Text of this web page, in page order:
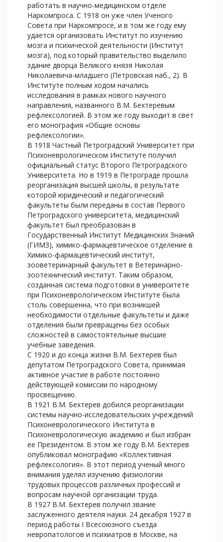
работать в научно-медицинском отделе
Наркомпроса. С 1918 он уже член Ученого
Совета при Наркомпросе, и в том же году ему
удается организовать Институт по изучению
мозга и психической деятельности (Институт
мозга), под который правительство выделило
здание дворца Великого князя Николая
Николаевича-младшего (Петровская наб., 2). В
Институте полным ходом начались
исследования в рамках нового научного
направления, названного В.М. Бехтеревым
рефлексологией. В этом же году выходит в свет
его монография «Общие основы
рефлексологии».
В 1918 Частный Петроградский Университет при
Психоневрологическом Институте получил
официальный статус Второго Петроградского
Университета. Но в 1919 в Петрограде прошла
реорганизация высшей школы, в результате
которой юридический и педагогический
факультеты были переданы в состав Первого
Петроградского университета, медицинский
факультет был преобразован в
Государственный Институт Медицинских Знаний
(ГИМЗ), химико-фармацевтическое отделение в
Химико-фармацевтический институт,
зооветеринарный факультет в Ветеринарно-
зоотехнический институт. Таким образом,
созданная система подготовки в университете
при Психоневрологическом Институте была
столь совершенна, что при возникшей
необходимости отдельные факультеты и даже
отделения были превращены без особых
сложностей в самостоятельные высшие
учебные заведения.
С 1920 и до конца жизни В.М. Бехтерев был
депутатом Петроградского Совета, принимая
активное участие в работе постоянно
действующей комиссии по народному
просвещению.
В 1921 В.М. Бехтерев добился реорганизации
системы научно-исследовательских учреждений
Психоневрологического Института в
Психоневрологическую академию и был избран
ее Президентом. В этом же году В.М. Бехтерев
опубликовал монографию «Коллективная
рефлексология». В этот период ученый много
внимания уделял изучению физиологии
трудовых процессов различных профессий и
вопросам научной организации труда.
В 1927 В.М. Бехтерев получил звание
заслуженного деятеля науки. 24 декабря 1927 в
период работы I Всесоюзного съезда
невропатологов и психиатров в Москве, на